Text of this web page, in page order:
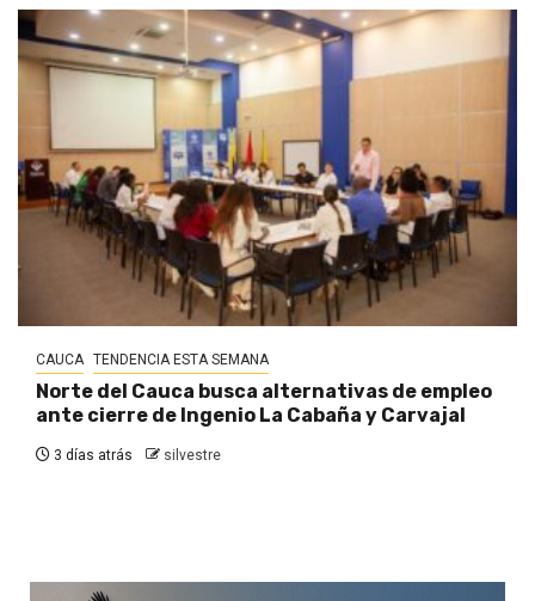
CAUCA TENDENCIA ESTA SEMANA
Norte del Cauca busca alternativas de empleo
ante cierre de Ingenio La Cabaña y Carvajal
3 días atrás silvestre